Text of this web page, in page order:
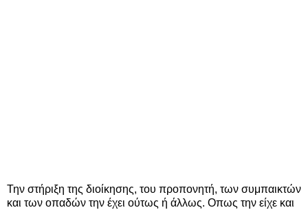
Την στήριξη της διοίκησης, του προπονητή, των συμπαικτών
και των οπαδών την έχει ούτως ή άλλως. Οπως την είχε και